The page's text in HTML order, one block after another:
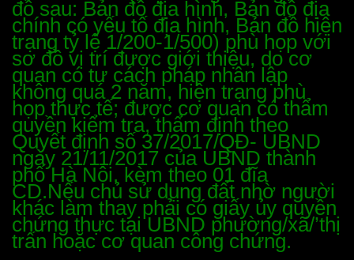
đồ sau: Bản đồ địa hình, Bản đồ địa
chính có yếu tố địa hình, Bản đồ hiện
trạng tỷ lệ 1/200-1/500) phù họp với
sơ đồ vị trí được giới thiệu, do cơ
quan có tư cách pháp nhân lập
không quá 2 năm, hiện trạng phù
họp thực tế; được cơ quan có thẩm
quyền kiểm tra, thẩm định theo
Quyết định số 37/2017/QĐ- UBND
ngày 21/11/2017 của UBND thành
phố Hà Nội, kèm theo 01 đĩa
CD.Nếu chủ sử dụng đất nhờ người
khác làm thay phải có giấy ủy quyền
chứng thực tại UBND phường/xã/’thị
trấn hoặc cơ quan công chứng.